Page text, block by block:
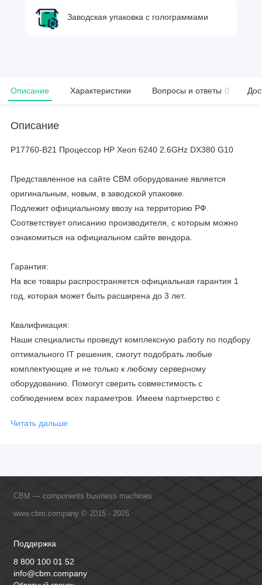
Заводская упаковка с голограммами
Описание Характеристики Вопросы и ответы 0
Описание
P17760-B21 Процессор HP Xeon 6240 2.6GHz DX380 G10
Представленное на сайте CBM оборудование является
оригинальным, новым, в заводской упаковке.
Подлежит официальному ввозу на территорию РФ.
Соответствует описанию производителя, с которым можно
ознакомиться на официальном сайте вендора.
Гарантия:
На все товары распространяется официальная гарантия 1
год, которая может быть расширена до 3 лет.
Квалификация:
Наши специалисты проведут комплексную работу по подбору
оптимального IT решения, смогут подобрать любые
комплектующие и не только к любому серверному
оборудованию. Помогут сверить совместимость с
соблюдением всех параметров. Имеем партнерство с
обучение сотрудников, что позволяет исключить ошибки даже
Читать дальше
CBM — components business machines
www.cbm.company © 2015 - 2026
Поддержка
8 800 100 01 52
info@cbm.company